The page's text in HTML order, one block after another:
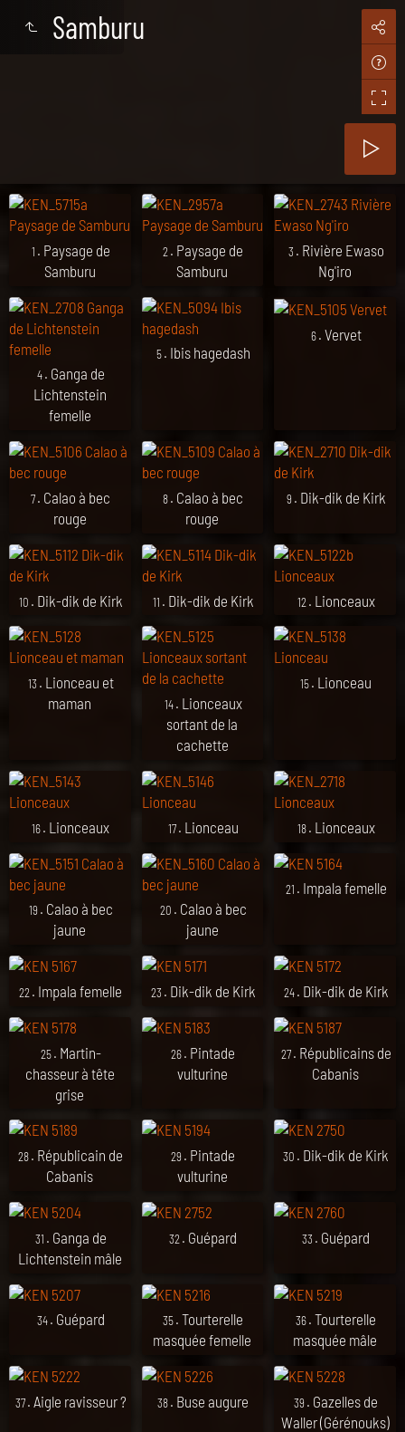
Samburu
1 . Paysage de
Samburu
2 . Paysage de
Samburu
3 . Rivière Ewaso
Ng'iro
4 . Ganga de
Lichtenstein
femelle
5. Ibis hagedash
6 . Vervet
7. Calao à bec
rouge
8. Calao à bec
rouge
9 . Dik-dik de Kirk
10 . Dik-dik de Kirk 11 . Dik-dik de Kirk 12 . Lionceaux
13 . Lionceau et
maman
14. Lionceaux
sortant de la
cachette
15. Lionceau
16. Lionceaux 17. Lionceau 18 . Lionceaux
19 . Calao à bec
jaune
20 . Calao à bec
jaune
21 . Impala femelle
22 . Impala femelle 23 . Dik-dik de Kirk 24 . Dik-dik de Kirk
25 . Martin-
chasseur à tête
grise
26. Pintade
vulturine
27 . Républicains de
Cabanis
28. Républicain de
Cabanis
29 . Pintade
vulturine
30 . Dik-dik de Kirk
31 . Ganga de
Lichtenstein mâle
32 . Guépard 33 . Guépard
34 . Guépard 35. Tourterelle
masquée femelle
36. Tourterelle
masquée mâle
37 . Aigle ravisseur ? 38. Buse augure 39 . Gazelles de
Waller (Gérénouks)